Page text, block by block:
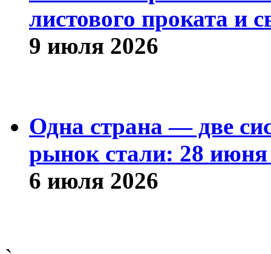
листового проката и
9 июля 2026
Одна страна — две
рынок стали: 28
6 июля 2026